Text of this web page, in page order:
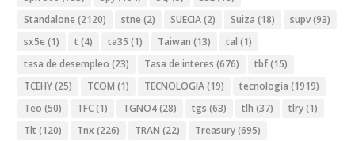
Standalone (2120) stne (2) SUECIA(2) Suiza (18) supv(93)
sx5e (1) t (4) ta35 (1) Taiwan (13) tal (1)
tasa de desempleo (23) Tasa de interes (676) tbf(15)
TCEHY(25) TCOM (1) TECNOLOGIA(19) tecnología (1919)
Teo (50) TFC(1) TGNO4(28) tgs (63) tlh (37) tlry(1)
Tlt (120) Tnx (226) TRAN (22) Treasury(695)